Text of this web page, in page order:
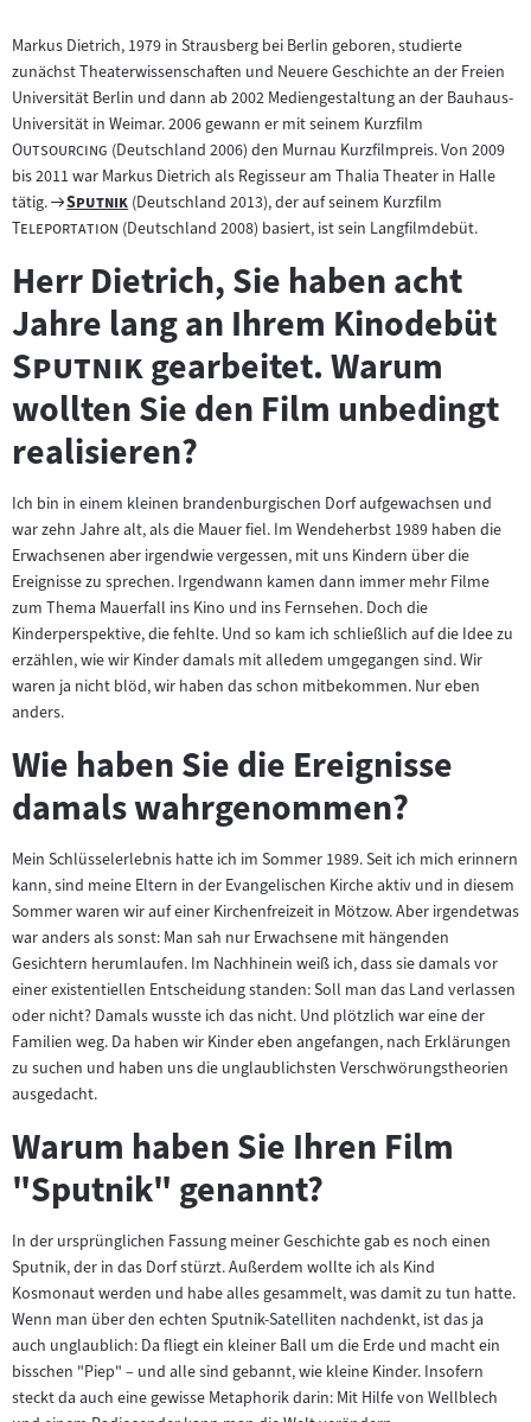
Markus Dietrich, 1979 in Strausberg bei Berlin geboren, studierte
zunächst Theaterwissenschaften und Neuere Geschichte an der Freien
Universität Berlin und dann ab 2002 Mediengestaltung an der Bauhaus-
Universität in Weimar. 2006 gewann er mit seinem Kurzfilm
Outsourcing "(Deutschland 2006) den Murnau Kurzfilmpreis. Von 2009
bis 2011 war Markus Dietrich als Regisseur am Thalia Theater in Halle
tätig.
Zum
Filmarchiv:
"
Sputnik"(Deutschland 2013), der auf seinem Kurzfilm
Teleportation "(Deutschland 2008) basiert, ist sein Langfilmdebüt.
Herr Dietrich, Sie haben acht
Jahre lang an Ihrem Kinodebüt"
Sputnik"gearbeitet. Warum
wollten Sie den Film unbedingt
realisieren?
Ich bin in einem kleinen brandenburgischen Dorf aufgewachsen und
war zehn Jahre alt, als die Mauer fiel. Im Wendeherbst 1989 haben die
Erwachsenen aber irgendwie vergessen, mit uns Kindern über die
Ereignisse zu sprechen. Irgendwann kamen dann immer mehr Filme
zum Thema Mauerfall ins Kino und ins Fernsehen. Doch die
Kinderperspektive, die fehlte. Und so kam ich schließlich auf die Idee zu
erzählen, wie wir Kinder damals mit alledem umgegangen sind. Wir
waren ja nicht blöd, wir haben das schon mitbekommen. Nur eben
anders.
Wie haben Sie die Ereignisse
damals wahrgenommen?
Mein Schlüsselerlebnis hatte ich im Sommer 1989. Seit ich mich erinnern
kann, sind meine Eltern in der Evangelischen Kirche aktiv und in diesem
Sommer waren wir auf einer Kirchenfreizeit in Mötzow. Aber irgendetwas
war anders als sonst: Man sah nur Erwachsene mit hängenden
Gesichtern herumlaufen. Im Nachhinein weiß ich, dass sie damals vor
einer existentiellen Entscheidung standen: Soll man das Land verlassen
oder nicht? Damals wusste ich das nicht. Und plötzlich war eine der
Familien weg. Da haben wir Kinder eben angefangen, nach Erklärungen
zu suchen und haben uns die unglaublichsten Verschwörungstheorien
ausgedacht.
Warum haben Sie Ihren Film
"Sputnik" genannt?
In der ursprünglichen Fassung meiner Geschichte gab es noch einen
Sputnik, der in das Dorf stürzt. Außerdem wollte ich als Kind
Kosmonaut werden und habe alles gesammelt, was damit zu tun hatte.
Wenn man über den echten Sputnik-Satelliten nachdenkt, ist das ja
auch unglaublich: Da fliegt ein kleiner Ball um die Erde und macht ein
bisschen "Piep" – und alle sind gebannt, wie kleine Kinder. Insofern
steckt da auch eine gewisse Metaphorik darin: Mit Hilfe von Wellblech